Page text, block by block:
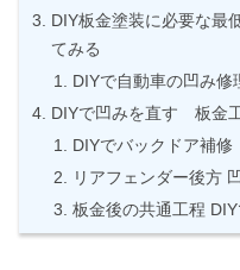
DIY板金塗装に必要な最
てみる
DIYで自動車の凹み
DIYで凹みを直す 板金
DIYでバックドア補修
リアフェンダー後方
板金後の共通工程